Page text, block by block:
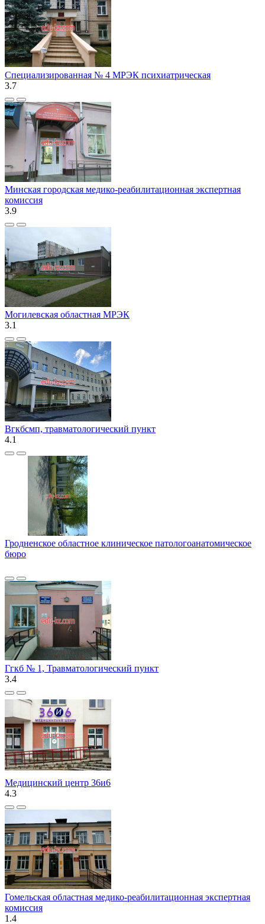
Специализированная № 4 МРЭК психиатрическая
3.7
Минская городская медико-реабилитационная экспертная
комиссия
3.9
Могилевская областная МРЭК
3.1
Вгкбсмп, травматологический пункт
4.1
Гродненское областное клиническое патологоанатомическое
бюро
Ггкб № 1, Травматологический пункт
3.4
Медицинский центр 36и6
4.3
Гомельская областная медико-реабилитационная экспертная
комиссия
1.4